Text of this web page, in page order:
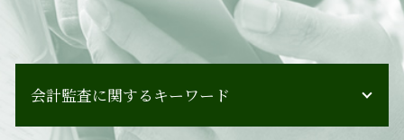
会計監査に関するキーワード